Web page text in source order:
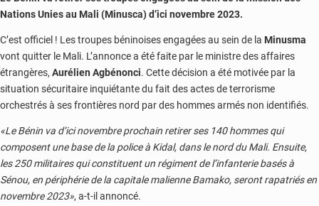
Nations Unies au Mali (Minusca) d’ici novembre 2023.
C’est officiel ! Les troupes béninoises engagées au sein de la Minusma
vont quitter le Mali. L’annonce a été faite par le ministre des affaires
étrangères, Aurélien Agbénonci. Cette décision a été motivée par la
situation sécuritaire inquiétante du fait des actes de terrorisme
orchestrés à ses frontières nord par des hommes armés non identifiés.
«Le Bénin va d’ici novembre prochain retirer ses 140 hommes qui
composent une base de la police à Kidal, dans le nord du Mali. Ensuite,
les 250 militaires qui constituent un régiment de l’infanterie basés à
Sénou, en périphérie de la capitale malienne Bamako, seront rapatriés en
novembre 2023», a-t-il annoncé.